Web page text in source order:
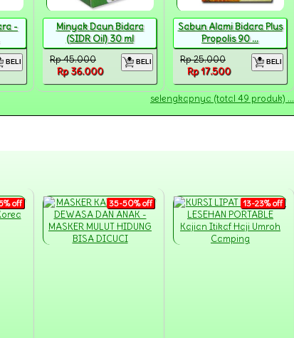
-
BELI
Minyak Daun Bidara
(SIDR Oil) 30 ml
Rp 45.000
Rp 36.000
BELI
Sabun Alami Bidara Plus
Propolis 90 ...
Rp 25.000
Rp 17.500
BELI
selengkapnya (total 49 produk) ...
off 35-50% off 13-23% off